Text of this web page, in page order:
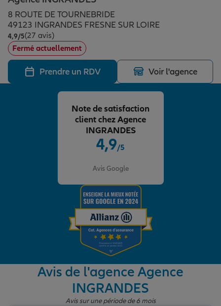
Assurance emprunteur
Prévoyance et dépendance
Assurance animal de compagnie
Protection de la famille
Protection juridique
Épargne & retraite
Plan épargne retraite
Assurance vie
Placements financiers
Investissements immobiliers
Transmission
Vos projets
Partir en vacances
Départ à la retraite
Préparer l’avenir
Conseil assurance
Assurance habitation
Le Pack Famille
Garantie des accidents de la vie
Assurance scolaire
Allianz en France
8 ROUTE DE TOURNEBRIDE
49123 INGRANDES FRESNE SUR LOIRE
4,9/5Note de 4.9 sur 5
(27 avis)
Fermé actuellement
Prendre un RDV Voir l'agence
4,9/5
Avis Google
Note de satisfaction
client chez Agence
INGRANDES
Avis de l'agence Agence
INGRANDES
Avis sur une période de 6 mois